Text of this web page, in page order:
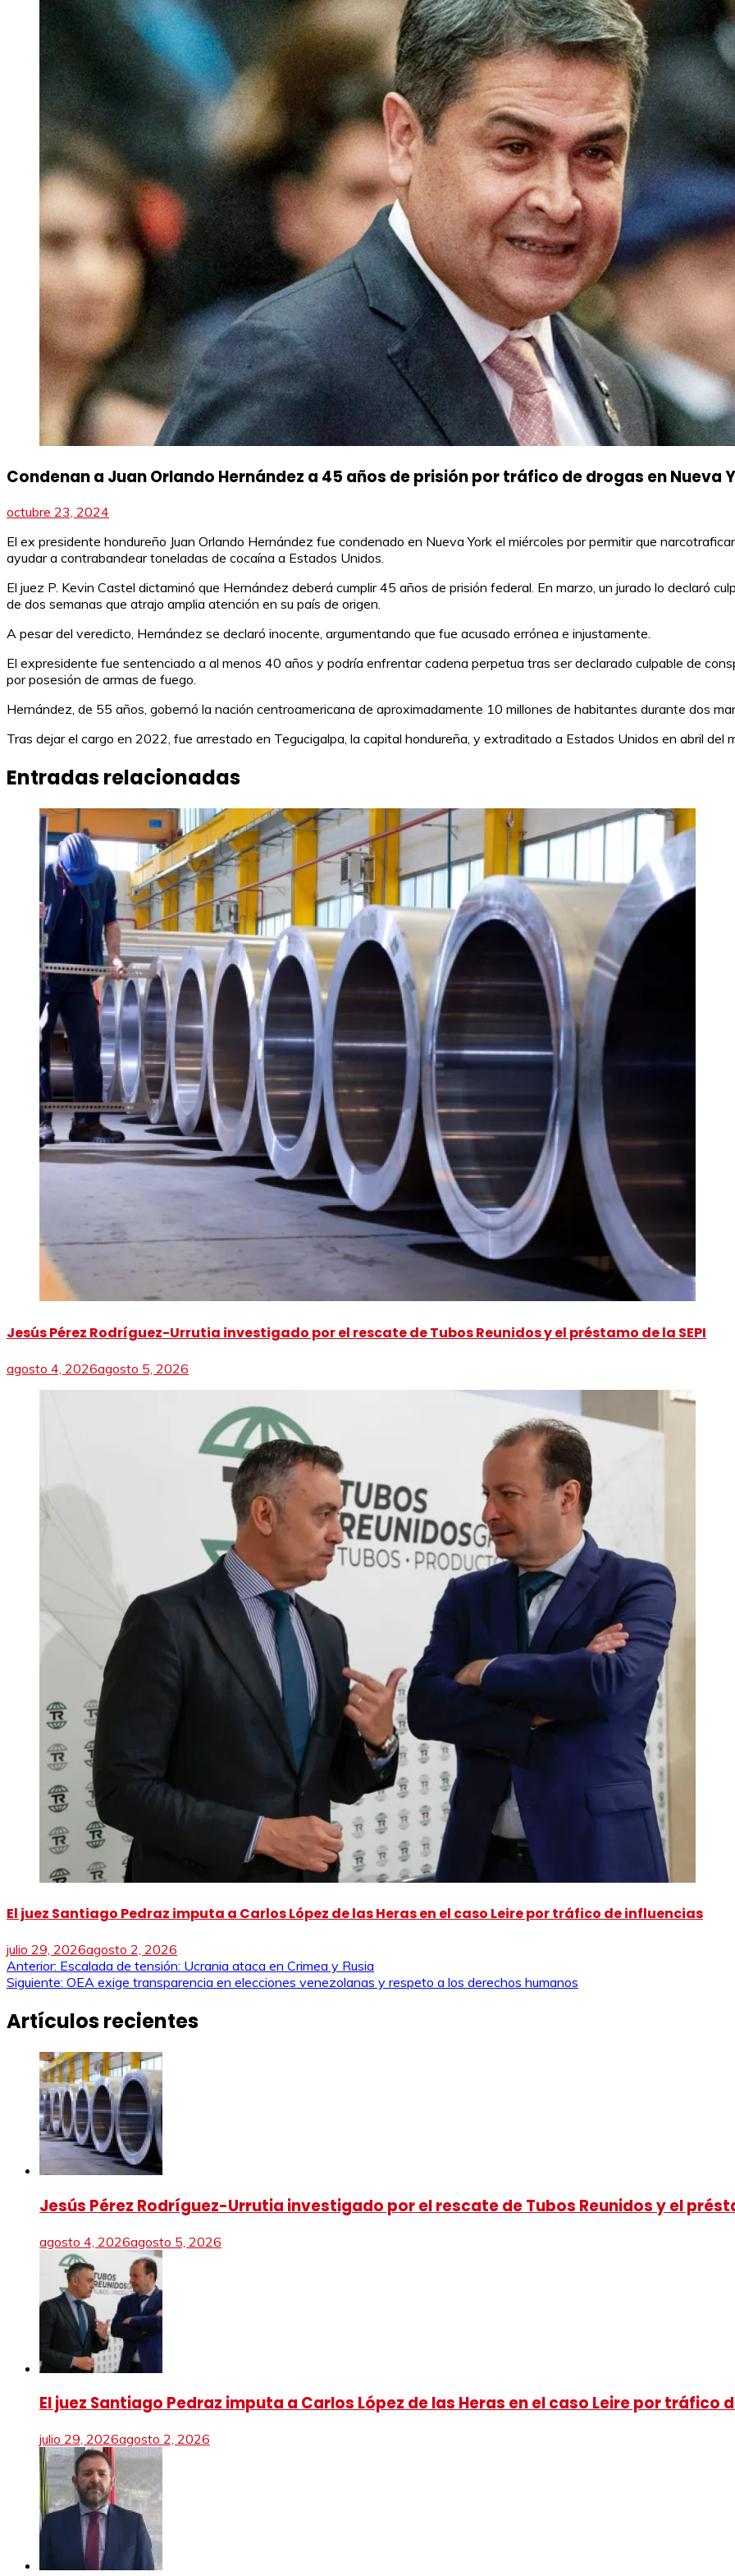
Condenan a Juan Orlando Hernández a 45 años de prisión por tráfico de drogas en Nueva
octubre 23, 2024
El ex presidente hondureño Juan Orlando Hernández fue condenado en Nueva York el miércoles por permitir que
ayudar a contrabandear toneladas de cocaína a Estados Unidos.
El juez P. Kevin Castel dictaminó que Hernández deberá cumplir 45 años de prisión federal. En marzo, un jurado lo declaró
de dos semanas que atrajo amplia atención en su país de origen.
A pesar del veredicto, Hernández se declaró inocente, argumentando que fue acusado errónea e injustamente.
El expresidente fue sentenciado a al menos 40 años y podría enfrentar cadena perpetua tras ser declarado culpable de
por posesión de armas de fuego.
Hernández, de 55 años, gobernó la nación centroamericana de aproximadamente 10 millones de habitantes durante dos
Tras dejar el cargo en 2022, fue arrestado en Tegucigalpa, la capital hondureña, y extraditado a Estados Unidos en abril del
Entradas relacionadas
Jesús Pérez Rodríguez-Urrutia investigado por el rescate de Tubos Reunidos y el préstamo de la SEPI
agosto 4, 2026agosto 5, 2026
El juez Santiago Pedraz imputa a Carlos López de las Heras en el caso Leire por tráfico de influencias
julio 29, 2026agosto 2, 2026
Navegación
entradas
Anterior: Escalada de tensión: Ucrania ataca en Crimea y Rusia
Siguiente: OEA exige transparencia en elecciones venezolanas y respeto a los derechos humanos
Artículos recientes
Jesús Pérez Rodríguez-Urrutia investigado por el rescate de Tubos Reunidos y el
agosto 4, 2026agosto 5, 2026
El juez Santiago Pedraz imputa a Carlos López de las Heras en el caso Leire por tráfico
julio 29, 2026agosto 2, 2026